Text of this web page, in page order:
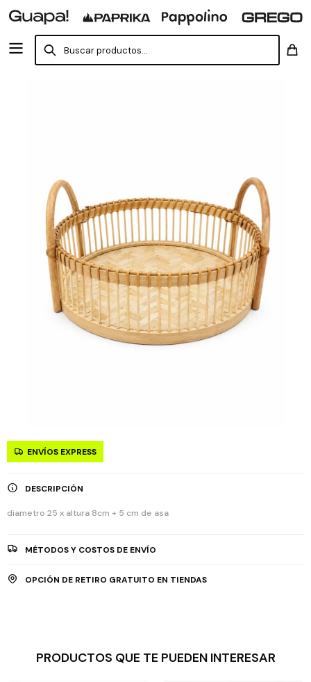
ENVÍOS EXPRESS
DESCRIPCIÓN
diametro 25 x altura 8cm + 5 cm de asa
MÉTODOS Y COSTOS DE ENVÍO
OPCIÓN DE RETIRO GRATUITO EN TIENDAS
PRODUCTOS QUE TE PUEDEN INTERESAR